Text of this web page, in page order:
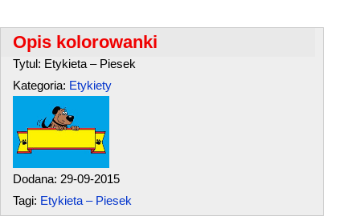
Opis kolorowanki
Tytul: Etykieta – Piesek
Kategoria: Etykiety
Dodana: 29-09-2015
Tagi: Etykieta – Piesek